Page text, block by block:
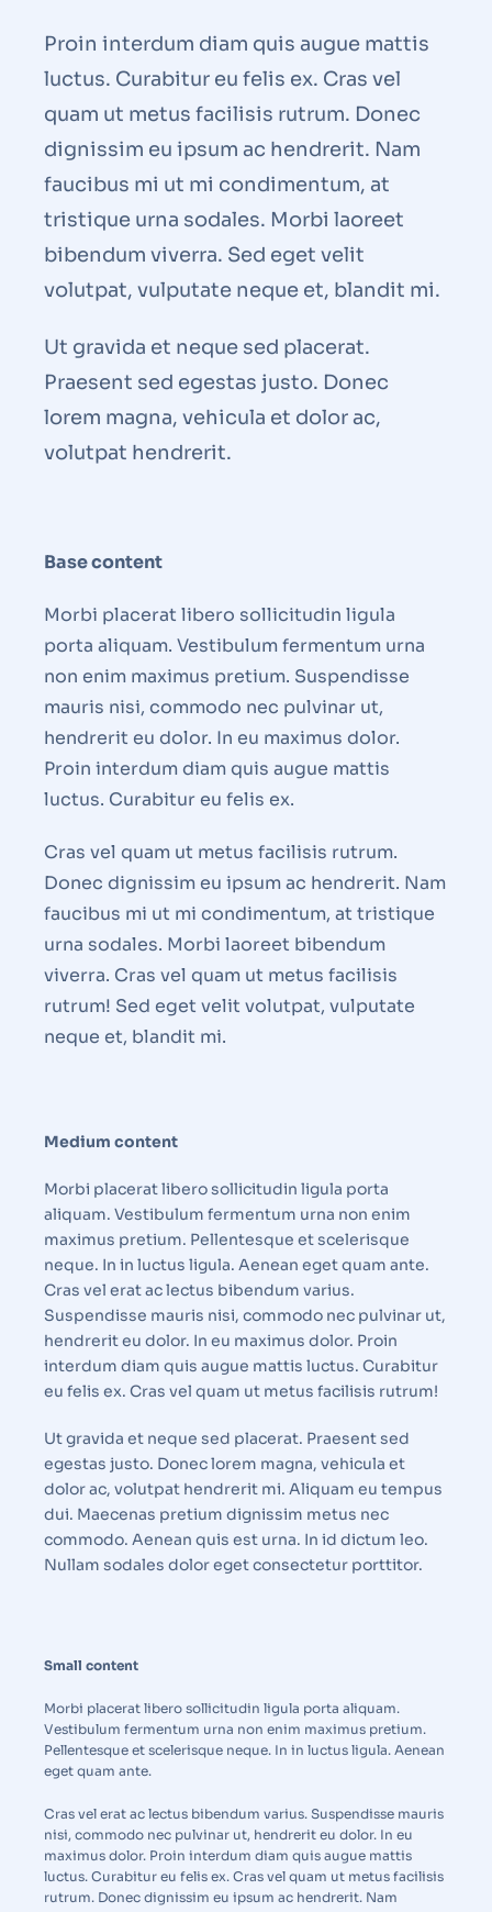
Proin interdum diam quis augue mattis
luctus. Curabitur eu felis ex. Cras vel
quam ut metus facilisis rutrum. Donec
dignissim eu ipsum ac hendrerit. Nam
faucibus mi ut mi condimentum, at
tristique urna sodales. Morbi laoreet
bibendum viverra. Sed eget velit
volutpat, vulputate neque et, blandit mi.
Ut gravida et neque sed placerat.
Praesent sed egestas justo. Donec
lorem magna, vehicula et dolor ac,
volutpat hendrerit.
Base content
Morbi placerat libero sollicitudin ligula
porta aliquam. Vestibulum fermentum urna
non enim maximus pretium. Suspendisse
mauris nisi, commodo nec pulvinar ut,
hendrerit eu dolor. In eu maximus dolor.
Proin interdum diam quis augue mattis
luctus. Curabitur eu felis ex.
Cras vel quam ut metus facilisis rutrum.
Donec dignissim eu ipsum ac hendrerit. Nam
faucibus mi ut mi condimentum, at tristique
urna sodales. Morbi laoreet bibendum
viverra. Cras vel quam ut metus facilisis
rutrum! Sed eget velit volutpat, vulputate
neque et, blandit mi.
Medium content
Morbi placerat libero sollicitudin ligula porta
aliquam. Vestibulum fermentum urna non enim
maximus pretium. Pellentesque et scelerisque
neque. In in luctus ligula. Aenean eget quam ante.
Cras vel erat ac lectus bibendum varius.
Suspendisse mauris nisi, commodo nec pulvinar ut,
hendrerit eu dolor. In eu maximus dolor. Proin
interdum diam quis augue mattis luctus. Curabitur
eu felis ex. Cras vel quam ut metus facilisis rutrum!
Ut gravida et neque sed placerat. Praesent sed
egestas justo. Donec lorem magna, vehicula et
dolor ac, volutpat hendrerit mi. Aliquam eu tempus
dui. Maecenas pretium dignissim metus nec
commodo. Aenean quis est urna. In id dictum leo.
Nullam sodales dolor eget consectetur porttitor.
Small content
Morbi placerat libero sollicitudin ligula porta aliquam.
Vestibulum fermentum urna non enim maximus pretium.
Pellentesque et scelerisque neque. In in luctus ligula. Aenean
eget quam ante.
Cras vel erat ac lectus bibendum varius. Suspendisse mauris
nisi, commodo nec pulvinar ut, hendrerit eu dolor. In eu
maximus dolor. Proin interdum diam quis augue mattis
luctus. Curabitur eu felis ex. Cras vel quam ut metus facilisis
rutrum. Donec dignissim eu ipsum ac hendrerit. Nam